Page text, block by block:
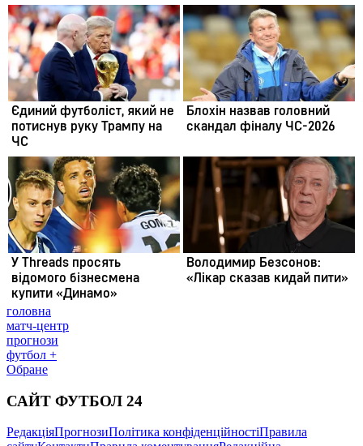
головна
матч-центр
прогнози
футбол +
Обране
САЙТ ФУТБОЛ 24
РедакціяПрогнозиПолітика конфіденційностіПравила